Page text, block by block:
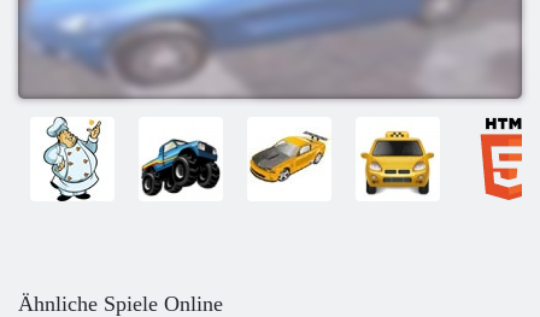
Ähnliche Spiele Online